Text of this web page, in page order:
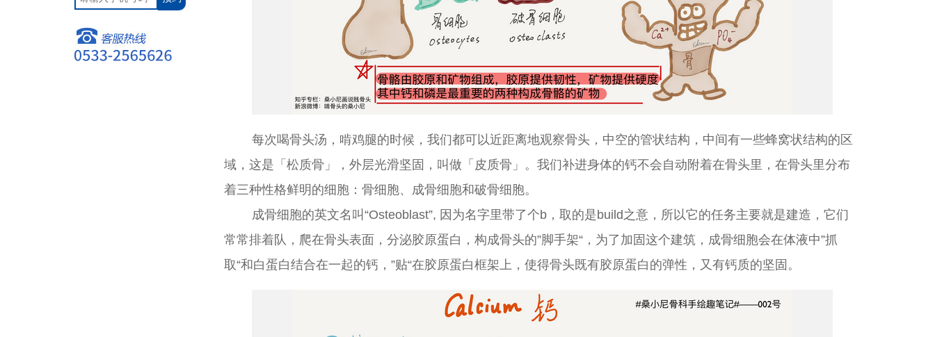
每次喝骨头汤，啃鸡腿的时候，我们都可以近距离地观察骨头，中空的管状结构，中间有一些蜂窝状结构的区
域，这是「松质骨」，外层光滑坚固，叫做「皮质骨」。我们补进身体的钙不会自动附着在骨头里，在骨头里分布
着三种性格鲜明的细胞：骨细胞、成骨细胞和破骨细胞。
成骨细胞的英文名叫“Osteoblast”, 因为名字里带了个b，取的是build之意，所以它的任务主要就是建造，它们
常常排着队，爬在骨头表面，分泌胶原蛋白，构成骨头的”脚手架“，为了加固这个建筑，成骨细胞会在体液中”抓
取“和白蛋白结合在一起的钙，”贴“在胶原蛋白框架上，使得骨头既有胶原蛋白的弹性，又有钙质的坚固。